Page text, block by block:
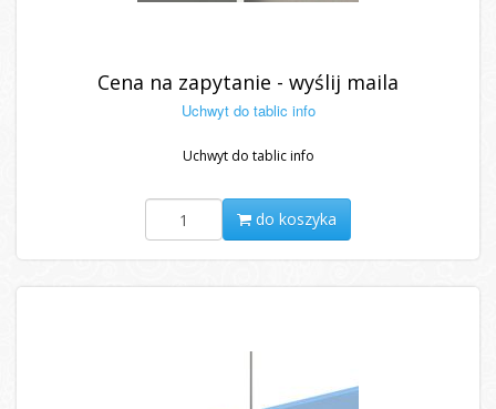
Cena na zapytanie - wyślij maila
Uchwyt do tablic info
Uchwyt do tablic info
do koszyka